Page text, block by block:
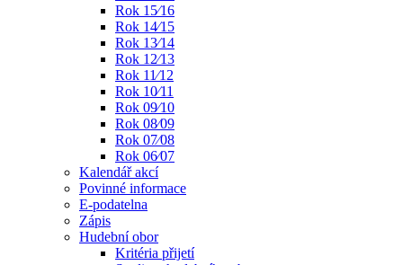
Rok 15⁄16
Rok 14⁄15
Rok 13⁄14
Rok 12⁄13
Rok 11⁄12
Rok 10⁄11
Rok 09⁄10
Rok 08⁄09
Rok 07⁄08
Rok 06⁄07
Kalendář akcí
Povinné informace
E-podatelna
Zápis
Hudební obor
Kritéria přijetí